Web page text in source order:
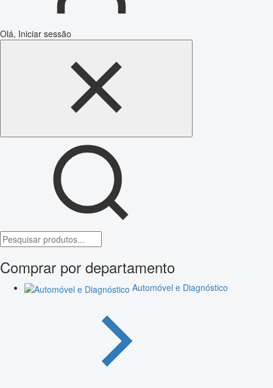
Olá, Iniciar sessão
Comprar por departamento
Automóvel e Diagnóstico